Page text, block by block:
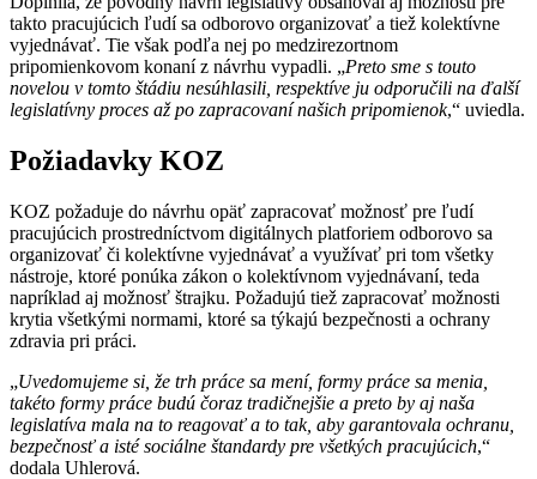
takto pracujúcich ľudí sa odborovo organizovať a tiež kolektívne
vyjednávať. Tie však podľa nej po medzirezortnom
pripomienkovom konaní z návrhu vypadli. „Preto sme s touto
novelou v tomto štádiu nesúhlasili, respektíve ju odporučili na ďalší
legislatívny proces až po zapracovaní našich pripomienok,“ uviedla.
Požiadavky KOZ
KOZ požaduje do návrhu opäť zapracovať možnosť pre ľudí
pracujúcich prostredníctvom digitálnych platforiem odborovo sa
organizovať či kolektívne vyjednávať a využívať pri tom všetky
nástroje, ktoré ponúka zákon o kolektívnom vyjednávaní, teda
napríklad aj možnosť štrajku. Požadujú tiež zapracovať možnosti
krytia všetkými normami, ktoré sa týkajú bezpečnosti a ochrany
zdravia pri práci.
„Uvedomujeme si, že trh práce sa mení, formy práce sa menia,
takéto formy práce budú čoraz tradičnejšie a preto by aj naša
legislatíva mala na to reagovať a to tak, aby garantovala ochranu,
bezpečnosť a isté sociálne štandardy pre všetkých pracujúcich,“
dodala Uhlerová.